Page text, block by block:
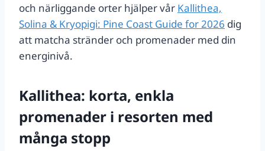
och närliggande orter hjälper vår Kallithea,
Solina & Kryopigi: Pine Coast Guide for 2026 dig
att matcha stränder och promenader med din
energinivå.
Kallithea: korta, enkla
promenader i resorten med
många stopp